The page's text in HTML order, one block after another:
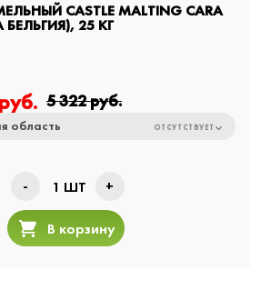
CASTLE MALTING CARA
БЕЛЬГИЯ), 25 КГ
руб. 5 322руб.
область ОТСУТСТВУЕТ
- 1 ШТ +
В корзину